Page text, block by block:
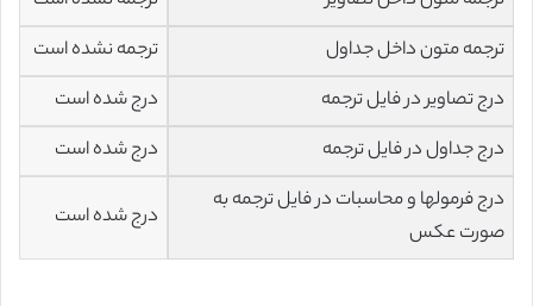
ترجمه متون داخل جداول
ترجمه نشده است
درج تصاویر در فایل ترجمه
درج شده است
درج جداول در فایل ترجمه
درج شده است
درج فرمولها و محاسبات در فایل ترجمه به
صورت عکس
درج شده است